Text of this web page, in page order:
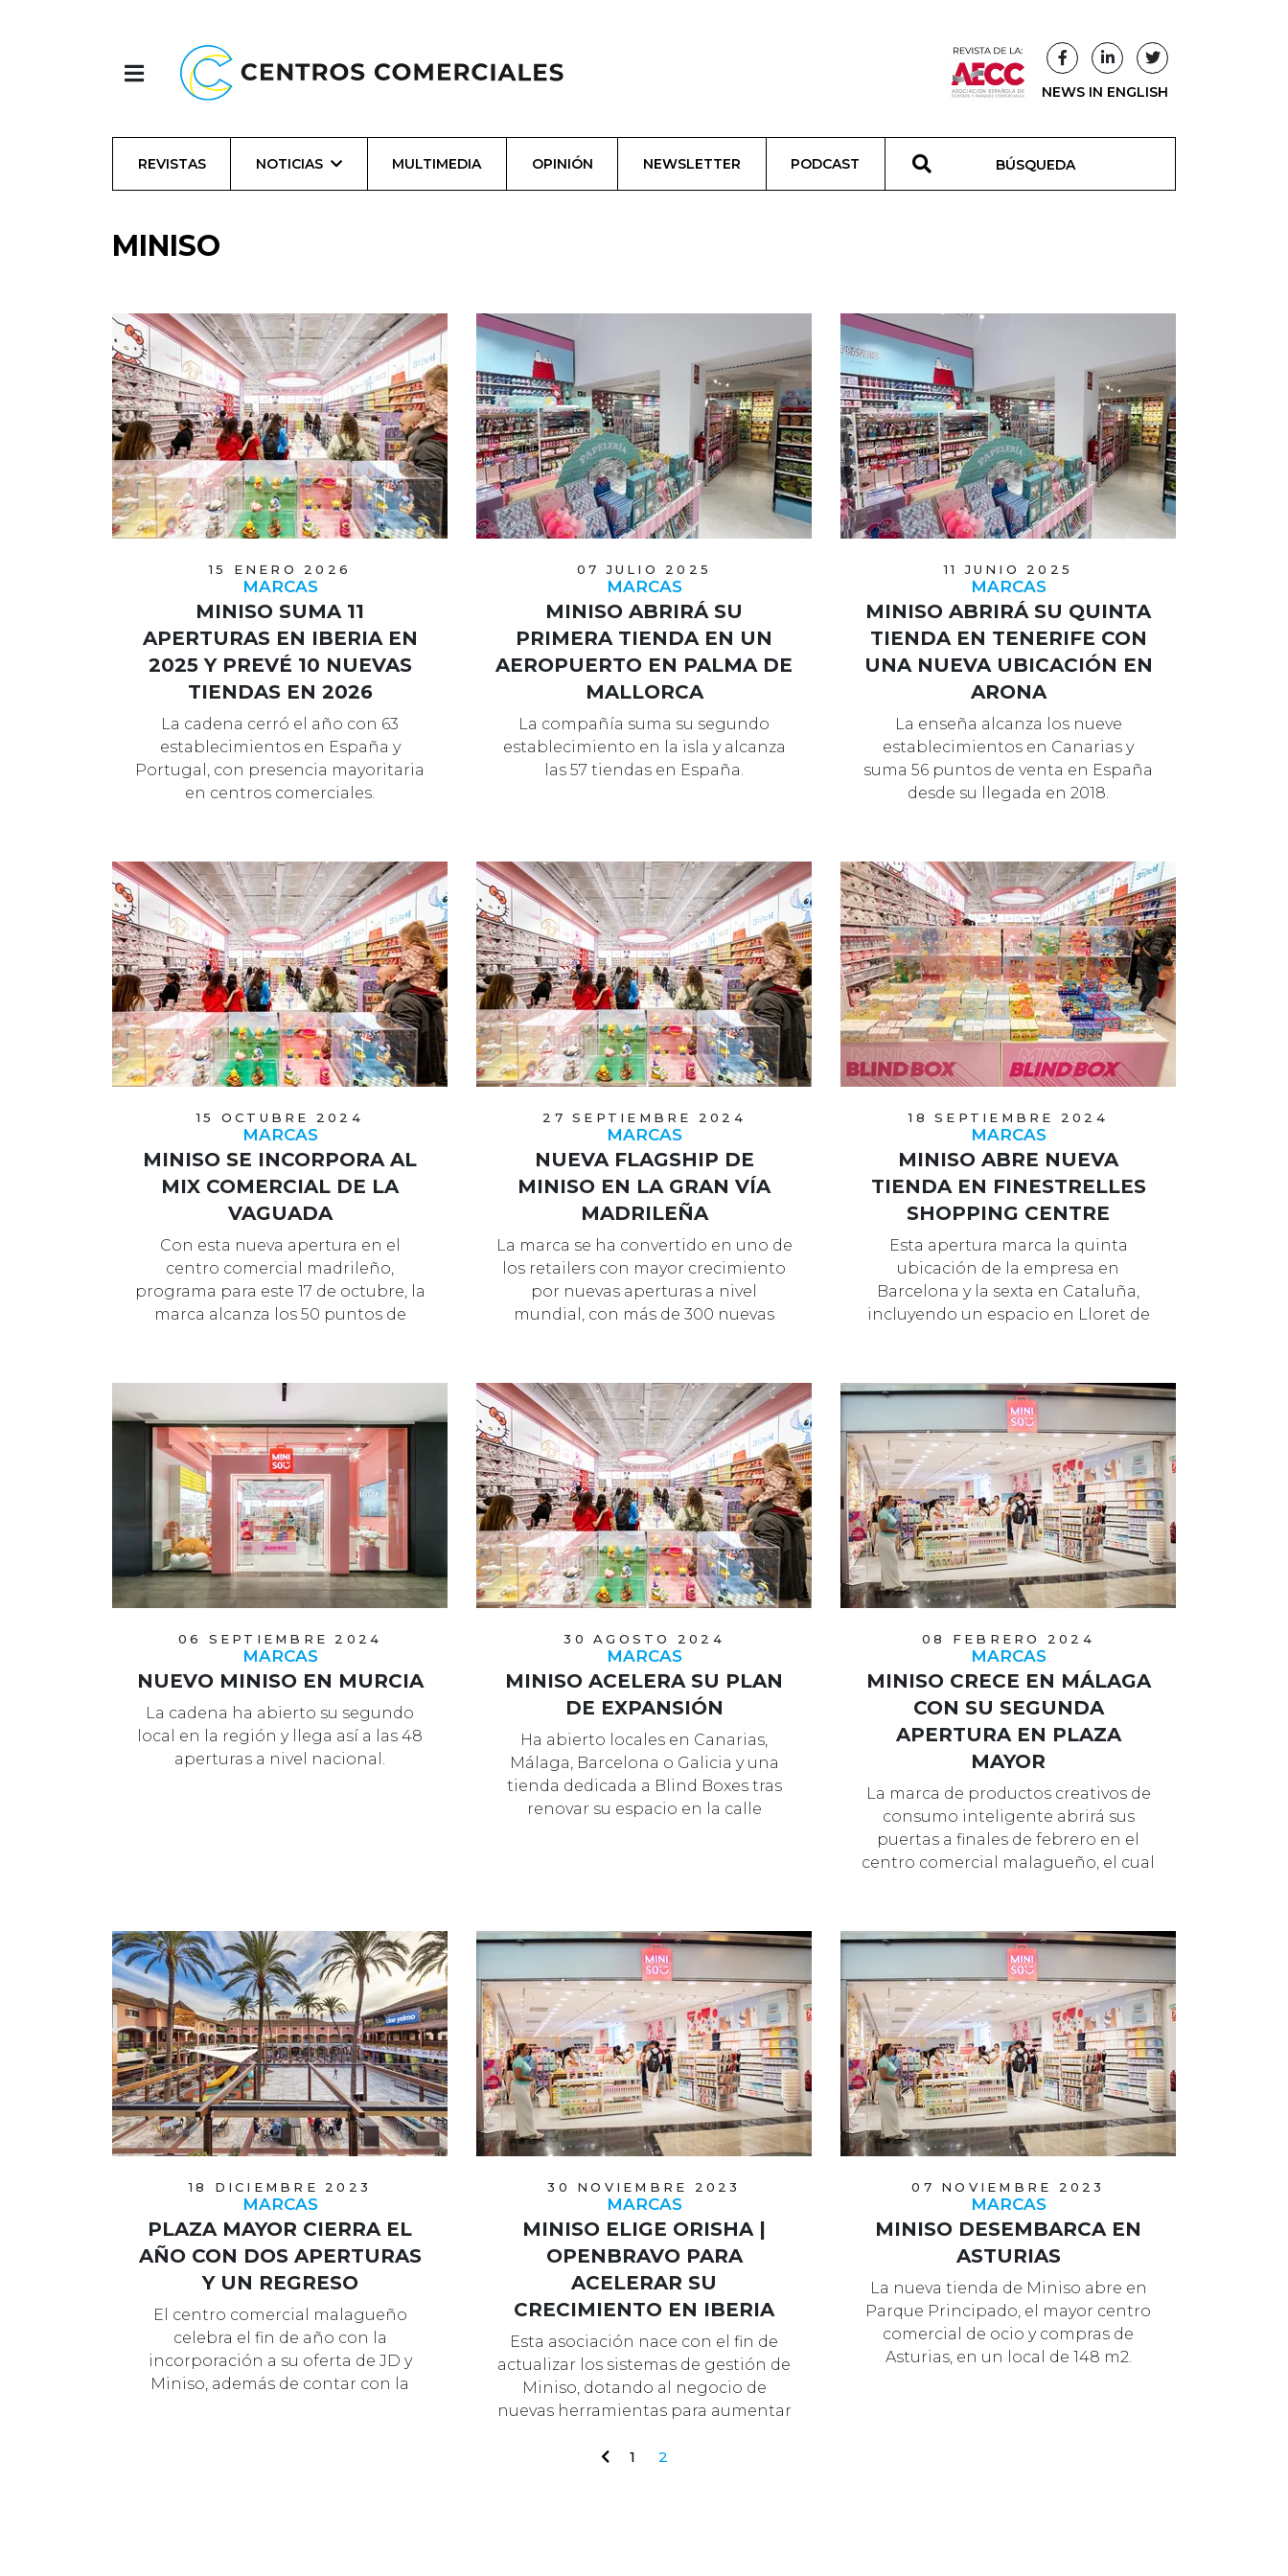
NEWS IN ENGLISH
REVISTAS NOTICIAS MULTIMEDIA OPINIÓN NEWSLETTER PODCAST
MINISO
15 ENERO 2026
MARCAS
MINISO SUMA 11
APERTURAS EN IBERIA EN
2025 Y PREVÉ 10 NUEVAS
TIENDAS EN 2026
La cadena cerró el año con 63
establecimientos en España y
Portugal, con presencia mayoritaria
en centros comerciales.
07 JULIO 2025
MARCAS
MINISO ABRIRÁ SU
PRIMERA TIENDA EN UN
AEROPUERTO EN PALMA DE
MALLORCA
La compañía suma su segundo
establecimiento en la isla y alcanza
las 57 tiendas en España.
11 JUNIO 2025
MARCAS
MINISO ABRIRÁ SU QUINTA
TIENDA EN TENERIFE CON
UNA NUEVA UBICACIÓN EN
ARONA
La enseña alcanza los nueve
establecimientos en Canarias y
suma 56 puntos de venta en España
desde su llegada en 2018.
15 OCTUBRE 2024
MARCAS
MINISO SE INCORPORA AL
MIX COMERCIAL DE LA
VAGUADA
Con esta nueva apertura en el
centro comercial madrileño,
programa para este 17 de octubre, la
marca alcanza los 50 puntos de
27 SEPTIEMBRE 2024
MARCAS
NUEVA FLAGSHIP DE
MINISO EN LA GRAN VÍA
MADRILEÑA
La marca se ha convertido en uno de
los retailers con mayor crecimiento
por nuevas aperturas a nivel
mundial, con más de 300 nuevas
18 SEPTIEMBRE 2024
MARCAS
MINISO ABRE NUEVA
TIENDA EN FINESTRELLES
SHOPPING CENTRE
Esta apertura marca la quinta
ubicación de la empresa en
Barcelona y la sexta en Cataluña,
incluyendo un espacio en Lloret de
06 SEPTIEMBRE 2024
MARCAS
NUEVO MINISO EN MURCIA
La cadena ha abierto su segundo
local en la región y llega así a las 48
aperturas a nivel nacional.
30 AGOSTO 2024
MARCAS
MINISO ACELERA SU PLAN
DE EXPANSIÓN
Ha abierto locales en Canarias,
Málaga, Barcelona o Galicia y una
tienda dedicada a Blind Boxes tras
renovar su espacio en la calle
08 FEBRERO 2024
MARCAS
MINISO CRECE EN MÁLAGA
CON SU SEGUNDA
APERTURA EN PLAZA
MAYOR
La marca de productos creativos de
consumo inteligente abrirá sus
puertas a finales de febrero en el
centro comercial malagueño, el cual
18 DICIEMBRE 2023
MARCAS
PLAZA MAYOR CIERRA EL
AÑO CON DOS APERTURAS
Y UN REGRESO
El centro comercial malagueño
celebra el fin de año con la
incorporación a su oferta de JD y
Miniso, además de contar con la
30 NOVIEMBRE 2023
MARCAS
MINISO ELIGE ORISHA |
OPENBRAVO PARA
ACELERAR SU
CRECIMIENTO EN IBERIA
Esta asociación nace con el fin de
actualizar los sistemas de gestión de
Miniso, dotando al negocio de
nuevas herramientas para aumentar
07 NOVIEMBRE 2023
MARCAS
MINISO DESEMBARCA EN
ASTURIAS
La nueva tienda de Miniso abre en
Parque Principado, el mayor centro
comercial de ocio y compras de
Asturias, en un local de 148 m2.
1 2